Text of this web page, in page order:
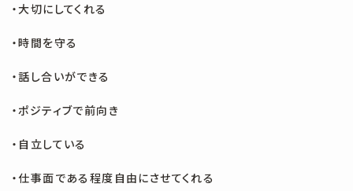
・大切にしてくれる
・時間を守る
・話し合いができる
・ポジティブで前向き
・自立している
・仕事面である程度自由にさせてくれる